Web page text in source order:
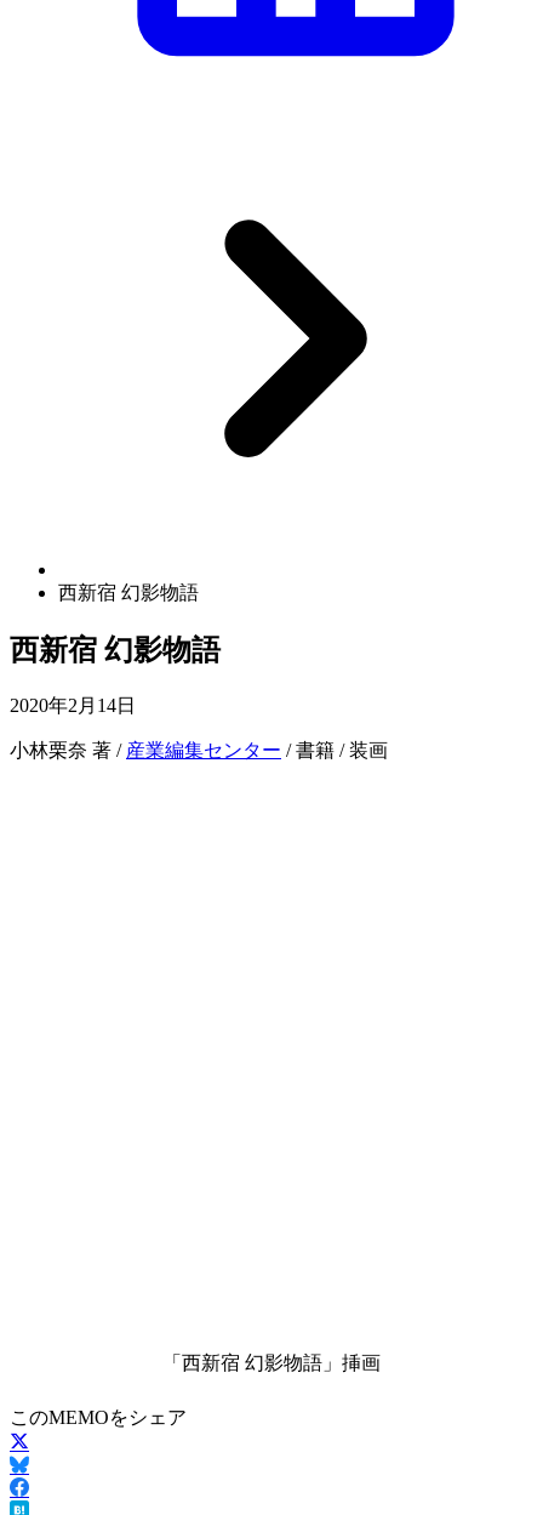
西新宿 幻影物語
西新宿 幻影物語
2020年2月14日
小林栗奈 著 / 産業編集センター / 書籍 / 装画
「西新宿 幻影物語」挿画
このMEMOをシェア